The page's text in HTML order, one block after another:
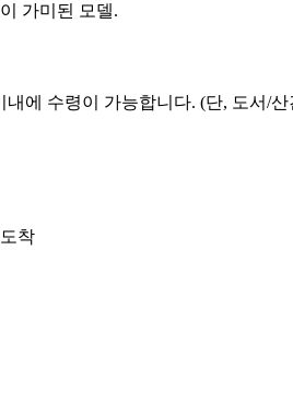
가미된 모델.
에 수령이 가능합니다. (단, 도서/
착